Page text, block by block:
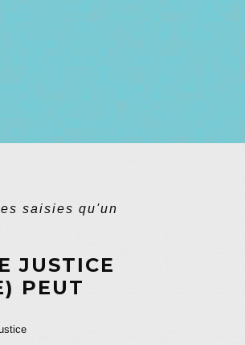
saisies qu'un
JUSTICE
PEUT